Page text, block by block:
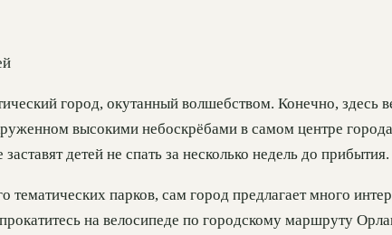
город, окутанный волшебством. Конечно, здесь
высокими небоскрёбами в самом центре
детей не спать за несколько недель до
парков, сам город предлагает много
на велосипеде по городскому маршруту